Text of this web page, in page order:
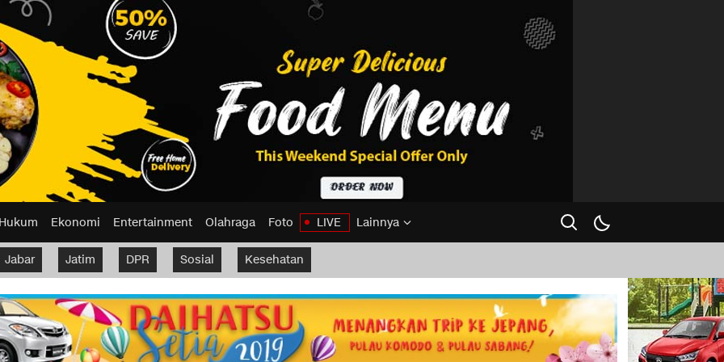
Hukum Ekonomi Entertainment Olahraga Foto LIVE Lainnya
Jabar Jatim DPR Sosial Kesehatan